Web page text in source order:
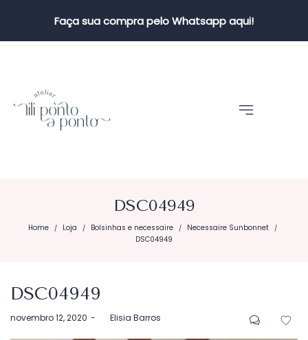
Faça sua compra pelo Whatsapp aqui!
DSC04949
Home / Loja / Bolsinhas e necessaire / Necessaire Sunbonnet /
DSC04949
DSC04949
Postado
novembro 12, 2020 byElisia Barros